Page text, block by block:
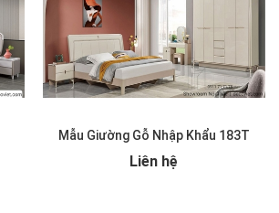
Mẫu Giường Gỗ Nhập Khẩu 183T
Liên hệ